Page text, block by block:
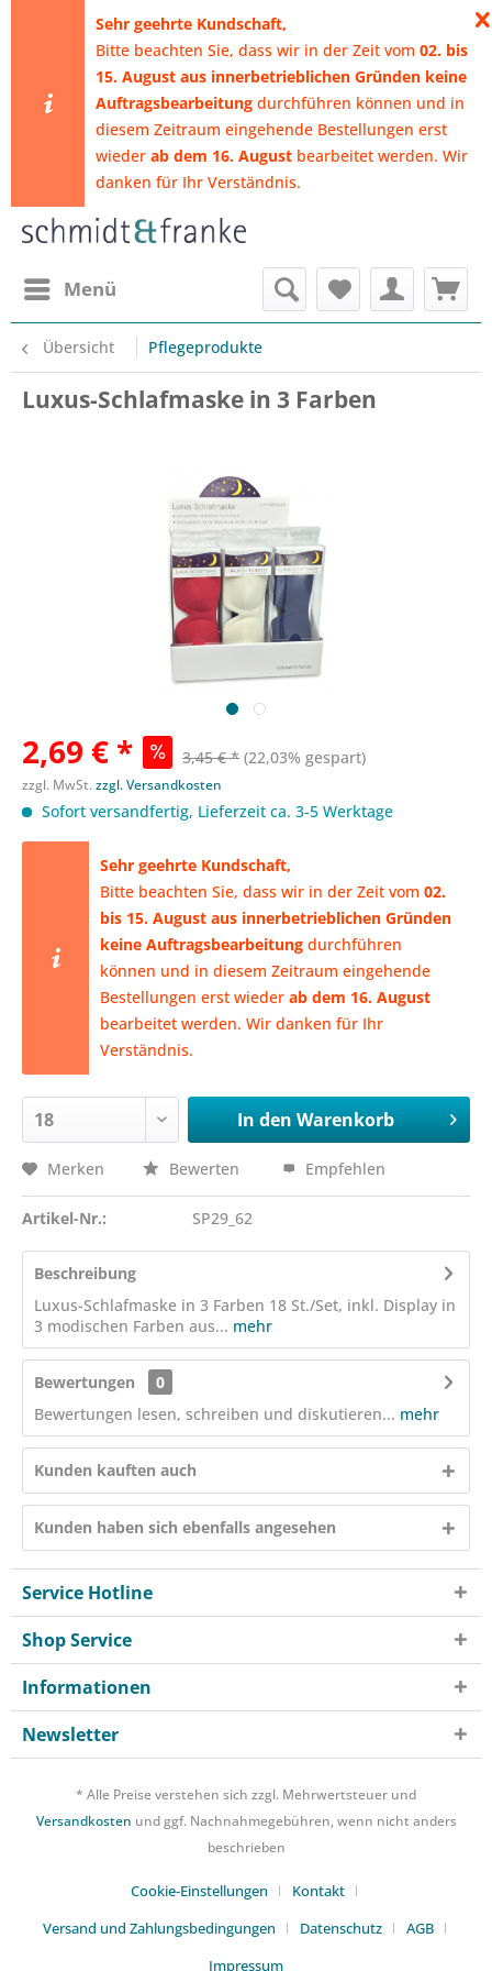
​Sehr geehrte Kundschaft,
Bitte beachten Sie, dass wir in der Zeit vom02. bis
15. August aus innerbetrieblichen Gründen keine
Auftragsbearbeitungdurchführen können und in
diesem Zeitraum eingehende Bestellungen erst
wiederab dem 16. August bearbeitet werden. Wir
danken für Ihr Verständnis.
Menü
Übersicht Pflegeprodukte
Luxus-Schlafmaske in 3 Farben
2,69 € * 3,45 € * (22,03% gespart)
zzgl. MwSt.zzgl. Versandkosten
Sofort versandfertig, Lieferzeit ca. 3-5 Werktage
​Sehr geehrte Kundschaft,
Bitte beachten Sie, dass wir in der Zeit vom02.
bis 15. August aus innerbetrieblichen Gründen
keine Auftragsbearbeitungdurchführen
können und in diesem Zeitraum eingehende
Bestellungen erst wiederab dem 16. August
bearbeitet werden. Wir danken für Ihr
Verständnis.
In den Warenkorb
Merken Bewerten Empfehlen
Artikel-Nr.: SP29_62
Beschreibung
Luxus-Schlafmaske in 3 Farben 18 St./Set, inkl. Display in
3 modischen Farben aus... mehr
Bewertungen
0
Bewertungen lesen, schreiben und diskutieren... mehr
Kunden kauften auch
Kunden haben sich ebenfalls angesehen
Service Hotline
Shop Service
Informationen
Newsletter
* Alle Preise verstehen sich zzgl. Mehrwertsteuer und
Versandkosten und ggf. Nachnahmegebühren, wenn nicht anders
beschrieben
Cookie-Einstellungen
Kontakt
Versand und Zahlungsbedingungen
Datenschutz
AGB
Impressum